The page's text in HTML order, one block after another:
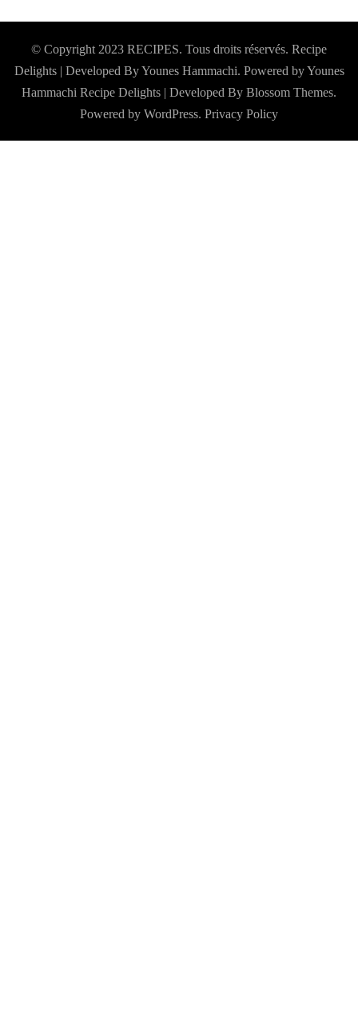
© Copyright 2023 RECIPES. Tous droits réservés. Recipe
Delights | Developed By Younes Hammachi. Powered by Younes
Hammachi Recipe Delights | Developed By Blossom Themes.
Powered by WordPress. Privacy Policy